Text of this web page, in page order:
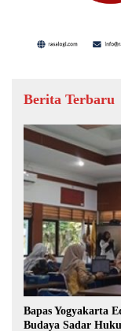
Berita Terbaru
Bapas Yogyakarta
Budaya Sadar